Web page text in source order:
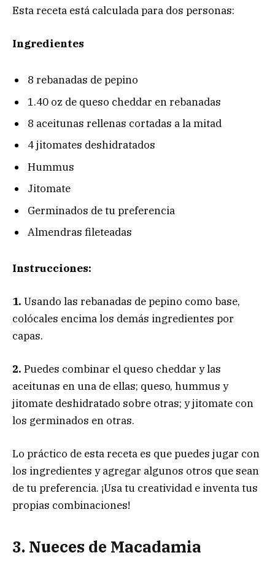
Esta receta está calculada para dos personas:
Ingredientes
8 rebanadas de pepino
1.40 oz de queso cheddar en rebanadas
8 aceitunas rellenas cortadas a la mitad
4 jitomates deshidratados
Hummus
Jitomate
Germinados de tu preferencia
Almendras fileteadas
Instrucciones:
1. Usando las rebanadas de pepino como base,
colócales encima los demás ingredientes por
capas.
2. Puedes combinar el queso cheddar y las
aceitunas en una de ellas; queso, hummus y
jitomate deshidratado sobre otras; y jitomate con
los germinados en otras.
Lo práctico de esta receta es que puedes jugar con
los ingredientes y agregar algunos otros que sean
de tu preferencia. ¡Usa tu creatividad e inventa tus
propias combinaciones!
3. Nueces de Macadamia